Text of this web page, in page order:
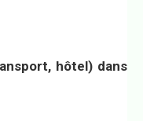
hôtel) dans